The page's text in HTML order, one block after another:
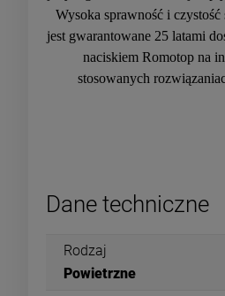
Wysoka sprawność i
jest gwarantowane 25 latami
naciskiem Romotop na
stosowanych
Dane techniczne
Rodzaj
Powietrzne